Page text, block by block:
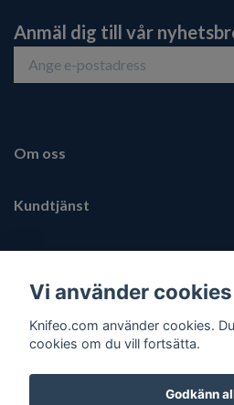
Anmäl dig till vår
Om oss
Kundtjänst
Fotmeny
Vi använder cookies
Knifeo.com använder cookies.
cookies om du vill fortsätta.
Godkänn